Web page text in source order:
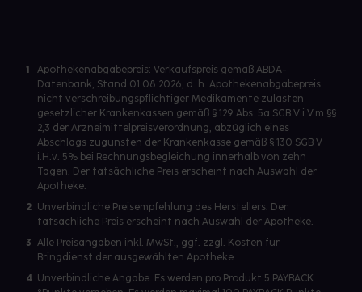
1
Apothekenabgabepreis: Verkaufspreis gemäß ABDA-
Datenbank, Stand 01.08.2026, d. h. Apothekenabgabepreis
nicht verschreibungspflichtiger Medikamente zulasten
gesetzlicher Krankenkassen gemäß § 129 Abs. 5a SGB V i.V.m §§
2,3 der Arzneimittelpreisverordnung, abzüglich eines
Abschlags zugunsten der Krankenkasse gemäß § 130 SGB V
i.H.v. 5% bei Rechnungsbegleichung innerhalb von zehn
Tagen. Der tatsächliche Preis erscheint nach Auswahl der
Apotheke.
2 Unverbindliche Preisempfehlung des Herstellers. Der
tatsächliche Preis erscheint nach Auswahl der Apotheke.
3 Alle Preisangaben inkl. MwSt., ggf. zzgl. Kosten für
Bringdienst der ausgewählten Apotheke.
4 Unverbindliche Angabe. Es werden pro Produkt 5 PAYBACK